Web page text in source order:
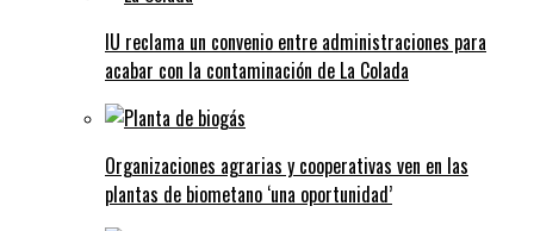
IU reclama un convenio entre administraciones para
acabar con la contaminación de La Colada
Organizaciones agrarias y cooperativas ven en las
plantas de biometano ‘una oportunidad’